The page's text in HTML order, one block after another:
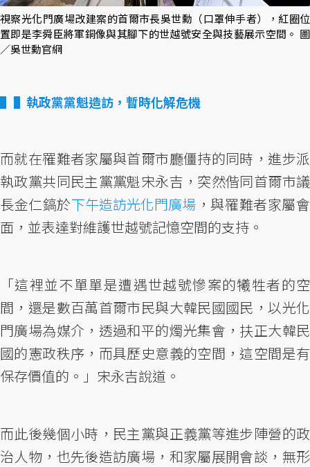
視察光化門廣場改建案的首爾市長吳世勳（口罩伸手者），紅圈位
置即是李舜臣將軍銅像與其腳下的世越號安全與技藝展示空間。 圖
／吳世勳官網
▌執政黨黨魁造訪，暫時化解危機
而就在罹難者家屬與首爾市廳僵持的同時，進步派
執政黨共同民主黨黨魁宋永吉，突然偕同首爾市議
長金仁鎬於下午造訪光化門廣場 ，與罹難者家屬會
面，並表達對維護世越號記憶空間的支持。
「這裡並不單單是遭遇世越號慘案的犧牲者的空
間，還是數百萬首爾市民與大韓民國國民，以光化
門廣場為媒介，透過和平的燭光集會，扶正大韓民
國的憲政秩序，而具歷史意義的空間，這空間是有
保存價值的。」宋永吉說道。
而此後幾個小時，民主黨與正義黨等進步陣營的政
治人物，也先後造訪廣場，和家屬展開會談，無形